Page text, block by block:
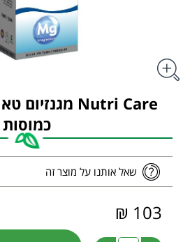
כמוסות
שאל אותנו על מוצר זה
103 ₪